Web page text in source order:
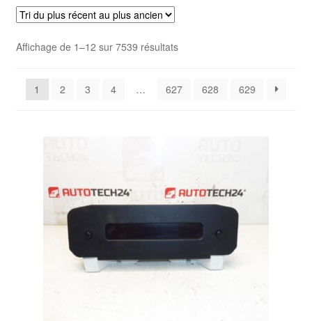
Plainte
Procédure de Réclamation
Affichage de 1–12 sur 7539 résultatsTrié
récent
1 2 3 4 … 627 628 629